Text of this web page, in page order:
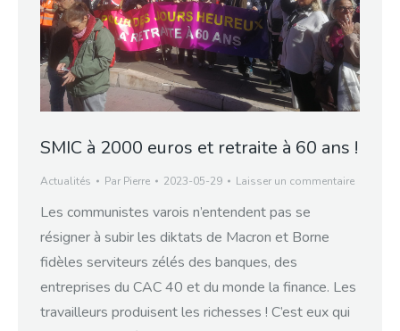
SMIC à 2000 euros et retraite à 60 ans !
Actualités Par Pierre 2023-05-29 Laisser un commentaire
Les communistes varois n’entendent pas se
résigner à subir les diktats de Macron et Borne
fidèles serviteurs zélés des banques, des
entreprises du CAC 40 et du monde la finance. Les
travailleurs produisent les richesses ! C’est eux qui